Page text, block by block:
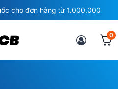
cho đơn hàng từ 1.000.000
0